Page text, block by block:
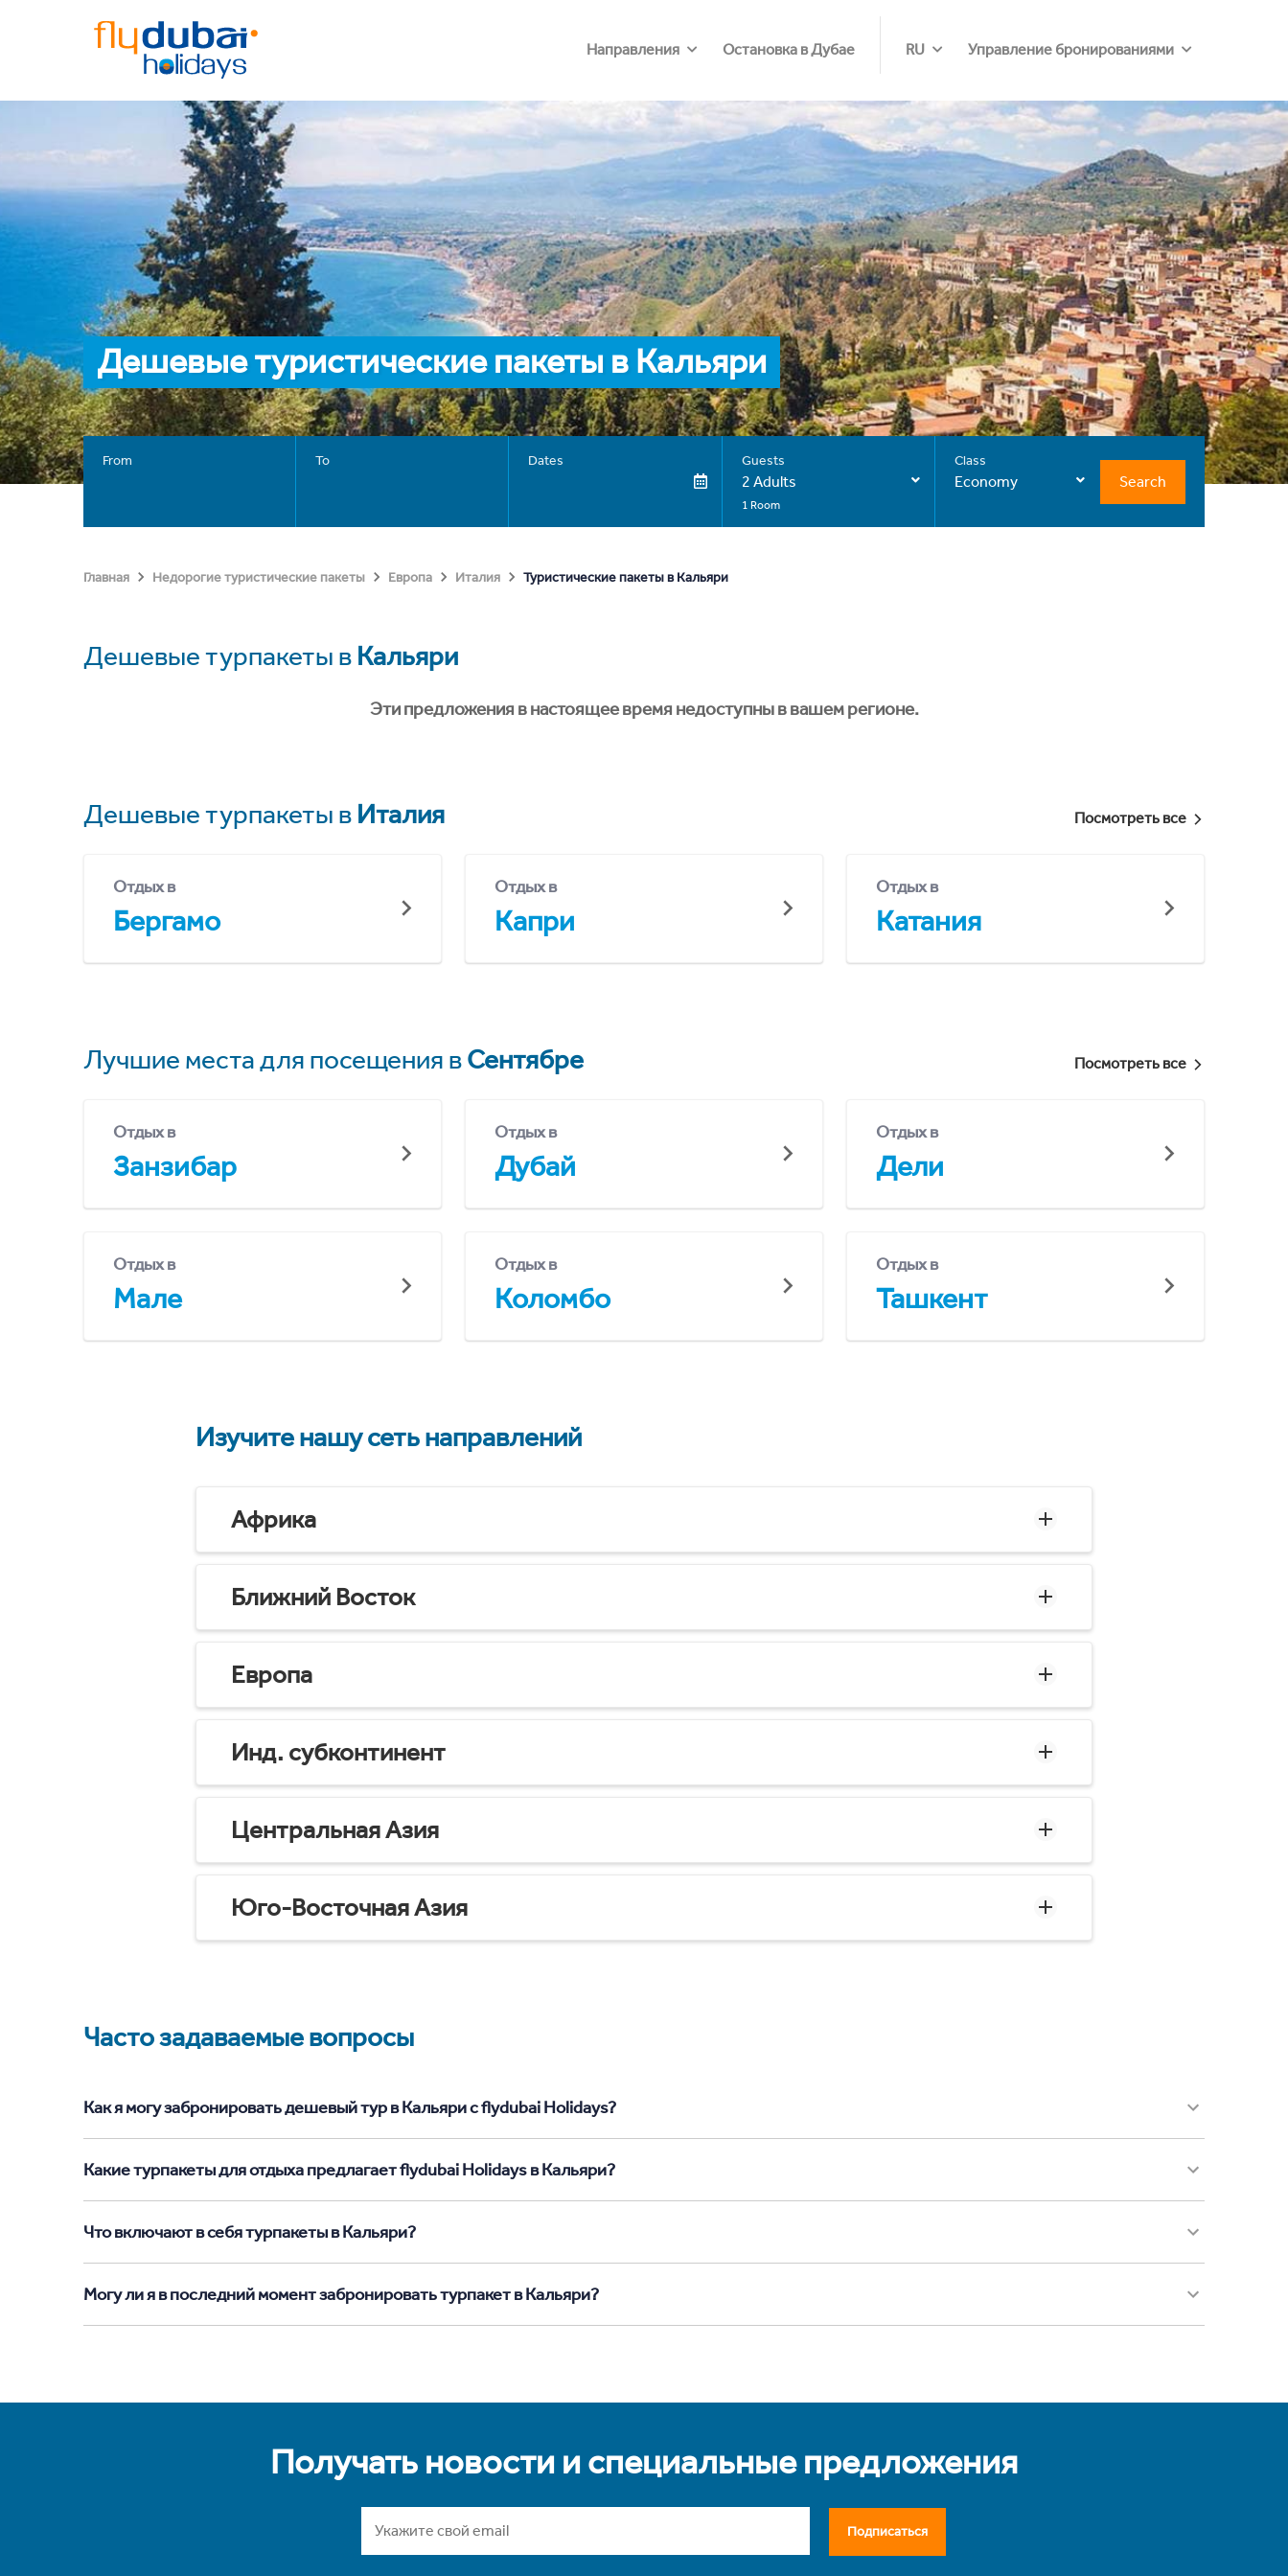
Направления Остановка в Дубае RU Управление бронированиями
Дешевые туристические пакеты в Кальяри
From To Dates Guests
2 Adults
1 Room
Class
Economy Search
Главная Недорогие туристические пакеты Европа Италия Туристические пакеты в Кальяри
Дешевые турпакеты в Кальяри
Эти предложения в настоящее время недоступны в вашем регионе.
Дешевые турпакеты в Италия Посмотреть все
Отдых в
Бергамо
Отдых в
Капри
Отдых в
Катания
Лучшие места для посещения вСентябре Посмотреть все
Отдых в
Занзибар
Отдых в
Дубай
Отдых в
Дели
Отдых в
Мале
Отдых в
Коломбо
Отдых в
Ташкент
Изучите нашу сеть направлений
Африка
Ближний Восток
Европа
Инд. субконтинент
Центральная Азия
Юго-Восточная Азия
Часто задаваемые вопросы
Как я могу забронировать дешевый тур в Кальяри с flydubai Holidays?
Какие турпакеты для отдыха предлагает flydubai Holidays в Кальяри?
Что включают в себя турпакеты в Кальяри?
Могу ли я в последний момент забронировать турпакет в Кальяри?
Получать новости и специальные предложения
Подписаться